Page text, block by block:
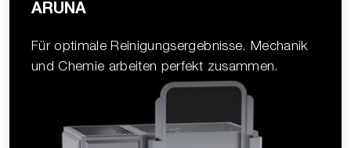
ARUNA
Für optimale Reinigungsergebnisse. Mechanik
und Chemie arbeiten perfekt zusammen.